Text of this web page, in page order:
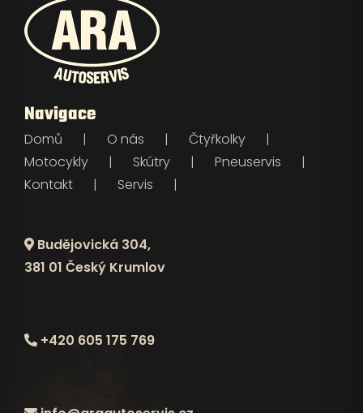
Navigace
Domů O nás
Čtyřkolky
Motocykly
Skútry
Pneuservis
Kontakt
Servis
Budějovická 304,
381 01 Český Krumlov
+420 605 175 769